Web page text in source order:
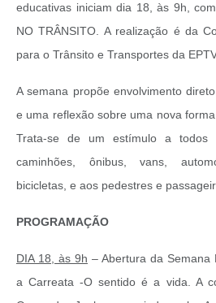
educativas iniciam dia 18, às 9h, com
NO TRÂNSITO. A realização é da
para o Trânsito e Transportes da
A semana propõe envolvimento
e uma reflexão sobre uma nova
Trata-se de um estímulo a todos
caminhões, ônibus, vans,
bicicletas, e aos pedestres e
PROGRAMAÇÃO
DIA 18, às 9h – Abertura da Semana
a Carreata -O sentido é a vida. A